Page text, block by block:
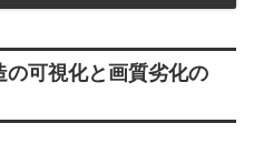
の可視化と画質劣化の